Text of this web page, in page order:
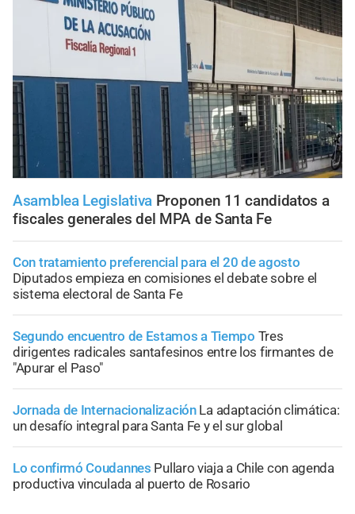
Asamblea Legislativa Proponen 11 candidatos a
fiscales generales del MPA de Santa Fe
Con tratamiento preferencial para el 20 de agosto
Diputados empieza en comisiones el debate sobre el
sistema electoral de Santa Fe
Segundo encuentro de Estamos a Tiempo Tres
dirigentes radicales santafesinos entre los firmantes de
"Apurar el Paso"
Jornada de Internacionalización La adaptación climática:
un desafío integral para Santa Fe y el sur global
Lo confirmó Coudannes Pullaro viaja a Chile con agenda
productiva vinculada al puerto de Rosario